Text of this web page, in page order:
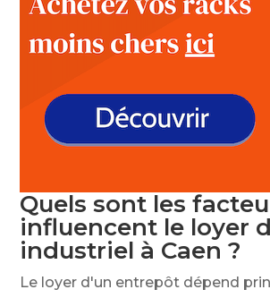
Quels sont les
influencent le loyer
industriel à Caen ?
Le loyer d'un entrepôt dépend